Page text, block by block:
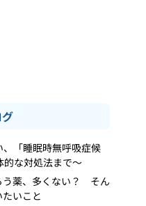
「睡眠時無呼吸症候
な対処法まで～
う薬、多くない？ そん
いこと